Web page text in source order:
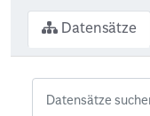
Datensätze